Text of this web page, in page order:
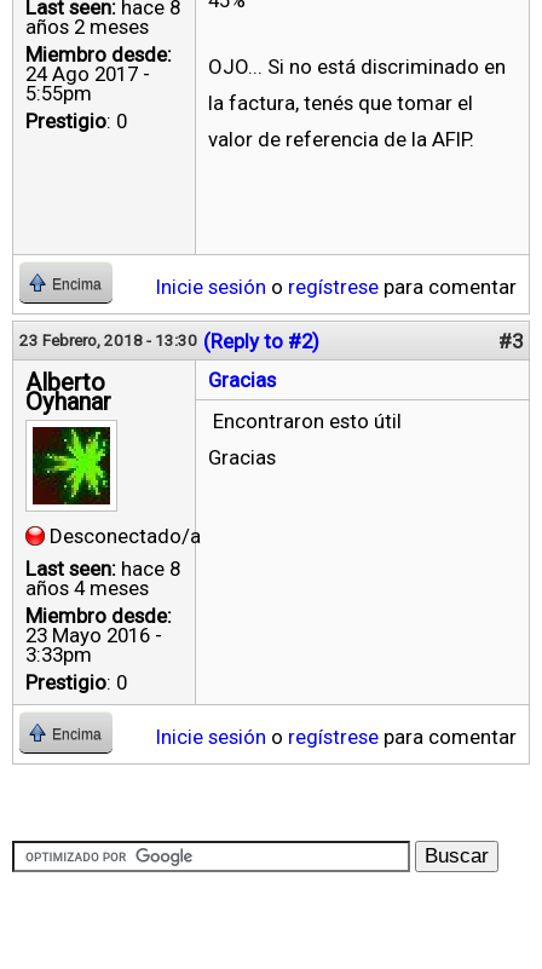
Last seen: hace 8
años 2 meses
Miembro desde:
24 Ago 2017 -
5:55pm
Prestigio: 0
OJO... Si no está discriminado en
la factura, tenés que tomar el
valor de referencia de la AFIP.
Encima Inicie sesión o regístrese para comentar
23 Febrero, 2018 - 13:30 (Reply to #2) #3
Alberto
Oyhanar
Desconectado/a
Last seen: hace 8
años 4 meses
Miembro desde:
23 Mayo 2016 -
3:33pm
Prestigio: 0
Gracias
Encontraron esto útil
Gracias
Encima Inicie sesión o regístrese para comentar